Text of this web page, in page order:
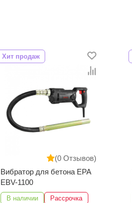
(0 Отзывов)
Хит продаж
Сельскохозяйственная
машина Huter МК-7500P
В наличии Рассрочка